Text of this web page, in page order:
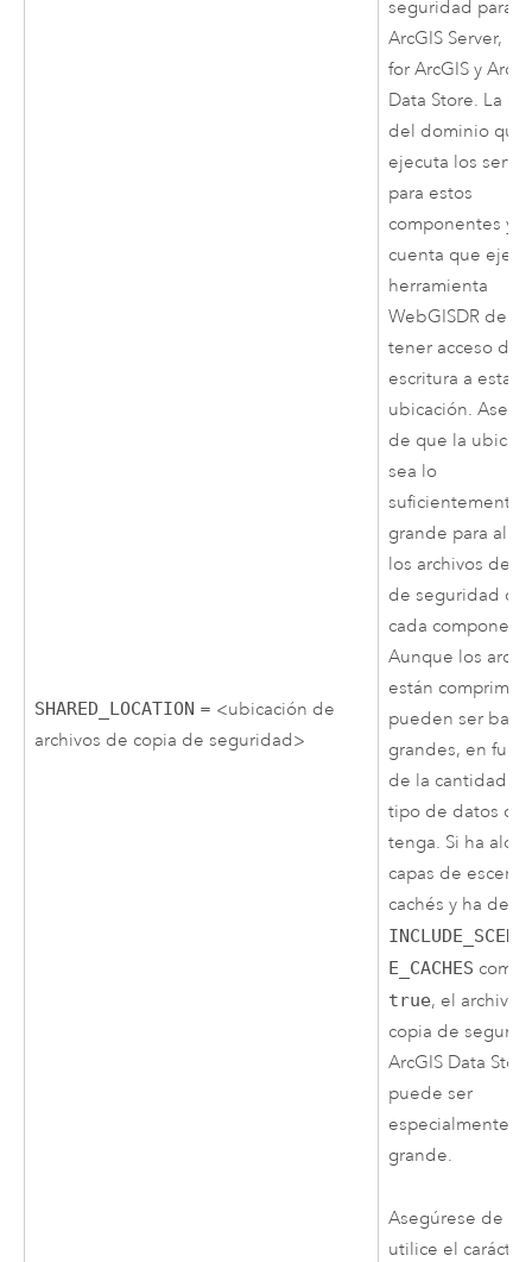
SHARED_LOCATION = <ubicación de
archivos de copia de seguridad>
seguridad para
ArcGIS Server,
for ArcGIS y
Data Store. La
del dominio que
ejecuta los
para estos
componentes y
cuenta que
herramienta
WebGISDR
tener acceso de
escritura a esta
ubicación.
de que la
sea lo
suficientemente
grande para
los archivos de
de seguridad de
cada
Aunque los
están
pueden ser
grandes, en
de la cantidad y
tipo de datos
tenga. Si ha
capas de escena
cachés y ha
E_CACHES como
true, el archivo
copia de
ArcGIS Data
puede ser
especialmente
grande.
Asegúrese de
utilice el